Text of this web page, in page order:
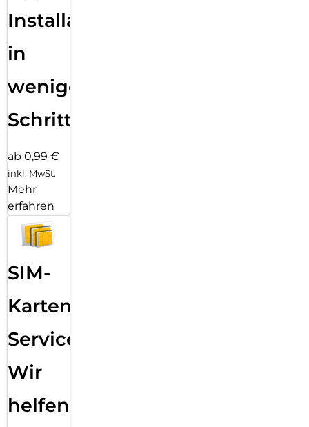
Installation
in
wenigen
Schritten
ab 0,99 €
inkl. MwSt.
Mehr
erfahren
SIM-
Karten
Service:
Wir
helfen